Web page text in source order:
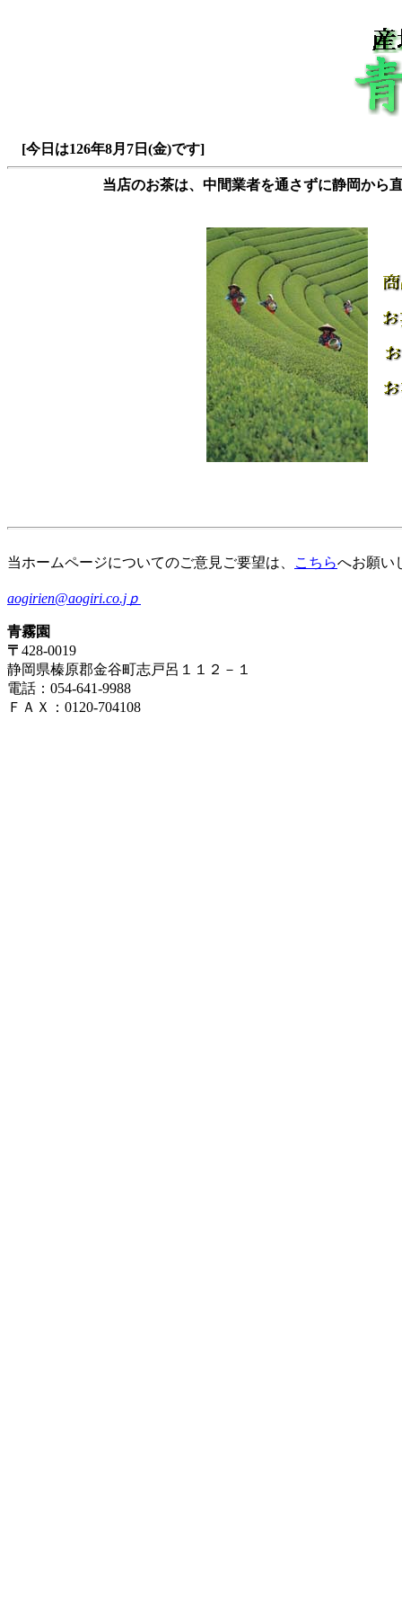
[今日は126年8月7日(金)です]
当店のお茶は、中間業者を通さずに静岡から
当ホームページについてのご意見ご要望は、 こちらへお願い
aogirien@aogiri.co.jｐ
青霧園
〒 428-0019
静岡県榛原郡金谷町志戸呂１１２－１
電話：054-641-9988
ＦＡＸ：0120-704108